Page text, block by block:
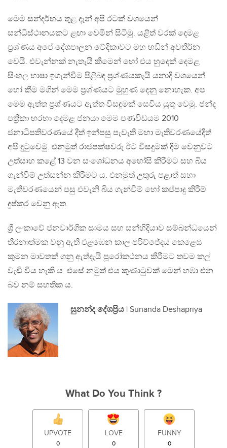
මෙම සන්දර්භය තුළ දැන් අපි රටක් වශයෙන්
සන්ධිස්ථානයකට ළඟා වෙමින් සිටිමු. යළිත් වරක් දෙමළ
ප්‍රශ්ණය අපේ දේශපාලන වේදිකාවට මහ හඩින් අවතිර්න
වෙයි. එවැන්නක් නැතැයි කීමෙන් හෝ එය හුදෙක් දෙමළ
සිංහල භාෂා ඉගැන්වීම පිළිබඳ ප්‍රශ්ණයකැයි යනාදී වශයෙන්
හෝ කීම මගින් මෙම ප්‍රශ්ණයට මුහුණ දෙනු නොහැක. අප
මෙම ඇත්ත ප්‍රශ්ණයට ඇත්ත විසඳුමක් සෙවිය යුතු වෙමු. ජන්ද
පත්‍රිකා හරහා දෙමළ ජනයා මෙම පණවිඩයම 2010
ජනාධිපතිවරණයේ දීත් ඉන්පසු පැවැති මහා මැතිවරණයේදීත්
අපි දුටුවෙමු. එනමුත් රාජපක්ෂවරු ඊට විසදුමක් දීම වෙනුවට
උත්සාහ කළේ 13 වන සංශෝධනය අහෝසි කිරීමට සහ බිය
ගැන්වීම් උත්සන්න කිරීමට ය. එනමුත් උතුරු පළාත් සභා
මැතිවරණයෙන් පසු එවැනි බිය ගැන්වීම් හෝ කප්පාදු කිරීම්
දුෂ්කර වෙනු ඇත.
ශ්‍රී ලංකාවේ ජනවාර්ගික සාමය සහ සන්හිදියාව සම්බන්ධයෙන්
තීරනාත්මක වනු ඇති එළඹෙන කාල පරිච්ජේදය කෙළෙස
කුමන මාවතක් ගනු ඇත්දැයි පූරෝකථනය කිරීමට තවම කල්
වැඩි විය හැකි ය. එසේ නමුත් එය කුණාටුවක් මෙන් හඹා එන
බව නම් සහතික ය.
සුනන්ද දේශප්‍රිය | Sunanda Deshapriya
What Do You Think ?
UPVOTE
0
LOVE
0
FUNNY
0